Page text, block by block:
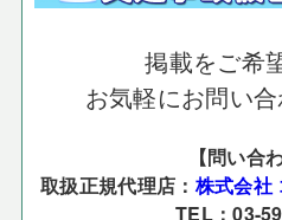
掲載をご希
お気軽にお問い
【問い合
取扱正規代理店： 株式会社
TEL：03-